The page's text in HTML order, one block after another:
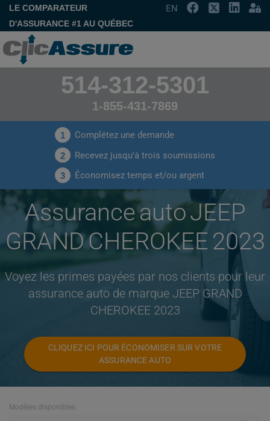
LE COMPARATEUR
D'ASSURANCE #1 AU QUÉBEC
EN
514-312-5301
1-855-431-7869
1 Complétez une demande
2 Recevez jusqu'à trois soumissions
3 Économisez temps et/ou argent
Assurance auto JEEP
GRAND CHEROKEE 2023
Voyez les primes payées par nos clients pour leur
assurance auto de marque JEEP GRAND
CHEROKEE 2023
CLIQUEZ ICI POUR ÉCONOMISER SUR VOTRE
ASSURANCE AUTO
Modèles disponibles